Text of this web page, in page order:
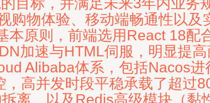
购物体验、移动端畅通性以及
本原则，前端选用React 18配
加速与HTML伺服，明显提
Alibaba体系，包括Nacos进
高并发时段平稳承载了超过
离、以及Redis高级模块（黏